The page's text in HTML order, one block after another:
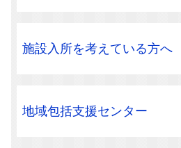
施設入所を考えている方へ
地域包括支援センター